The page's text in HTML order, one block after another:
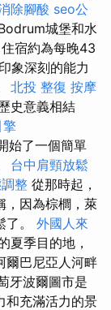
除腳酸 seo公
城堡和水
宿約為每晚43
象深刻的能力
北投 整復 按摩
史意義相結
擎
始了一個簡單
台中肩頸放鬆
整 從那時起，
，因為棕櫚，萊
。 外國人來
夏季目的地，
爾巴尼亞人河畔
牙波爾圖市是
和充滿活力的景